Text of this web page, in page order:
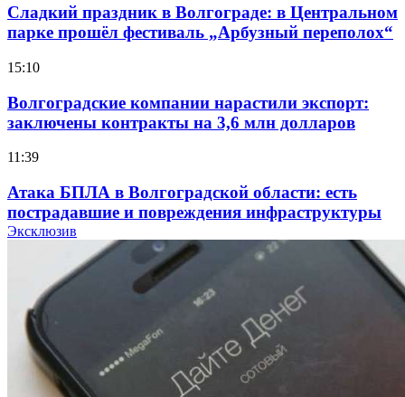
Сладкий праздник в Волгограде: в Центральном
парке прошёл фестиваль „Арбузный переполох“
15:10
Волгоградские компании нарастили экспорт:
заключены контракты на 3,6 млн долларов
11:39
Атака БПЛА в Волгоградской области: есть
пострадавшие и повреждения инфраструктуры
Волгоградские вузы в топе зарплатного
рейтинга: ВолгГТУ и ВолгГМУ вошли в топ‑15
для химической отрасли и фармацевтики
18:39
В Красноармейском районе Волгограда стартует
Эксклюзив